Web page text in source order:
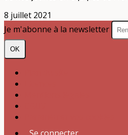
8 juillet 2021
Je m'abonne à la newsletter
OK